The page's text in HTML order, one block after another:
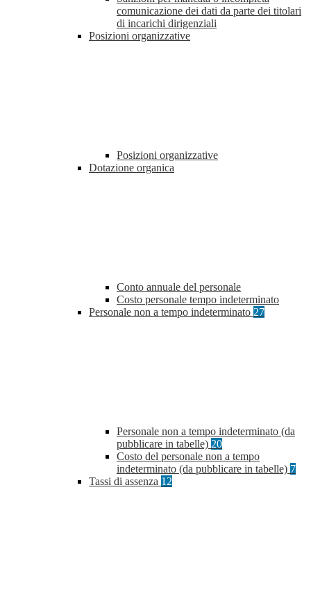
comunicazione dei dati da parte dei titolari
di incarichi dirigenziali
Posizioni organizzative
Posizioni organizzative
Dotazione organica
Conto annuale del personale
Costo personale tempo indeterminato
Personale non a tempo indeterminato 27
Personale non a tempo indeterminato (da
pubblicare in tabelle) 20
Costo del personale non a tempo
indeterminato (da pubblicare in tabelle) 7
Tassi di assenza 12